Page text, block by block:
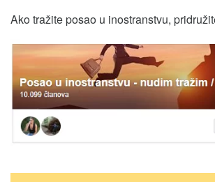
Ako tražite posao u inostranstvu,
Кретање